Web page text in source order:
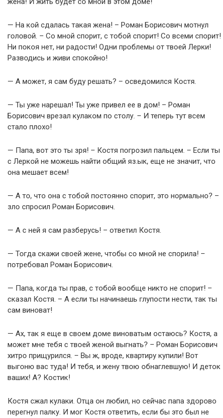
— На кой сдалась такая жена! – Роман Борисович мотнул
головой. – Со мной спорит, с тобой спорит! Со всеми спорит!
Ни покоя нет, ни радости! Одни проблемы от твоей Лерки!
Разводись и живи спокойно!
— А может, я сам буду решать? – осведомился Костя.
— Ты уже нарешал! Ты уже привел ее в дом! – Роман
Борисович врезал кулаком по столу. – И теперь тут всем
стало плохо!
— Папа, вот это ты зря! – Костя погрозил пальцем. – Если ты
с Леркой не можешь найти общий яз.ык, еще не значит, что
она мешает всем!
— А то, что она с тобой постоянно спорит, это нормально? –
зло спросил Роман Борисович.
— А с ней я сам разберусь! – ответил Костя.
— Тогда скажи своей жене, чтобы со мной не спорила! –
потребовал Роман Борисович.
— Папа, когда ты прав, с тобой вообще никто не спорит! –
сказал Костя. – А если ты начинаешь глупости нести, так ты
сам виноват!
— Ах, так я еще в своем доме виноватым остаюсь? Костя, а
может мне тебя с твоей женой выгнать? – Роман Борисович
хитро прищурился. – Вы ж, вроде, квартиру купили! Вот
выгоню вас туда! И тебя, и жену твою обнаглевшую! И деток
ваших! А? Костик!
Костя сжал кулаки. Отца он любил, но сейчас папа здорово
перегнул палку. И мог Костя ответить, если бы это был не